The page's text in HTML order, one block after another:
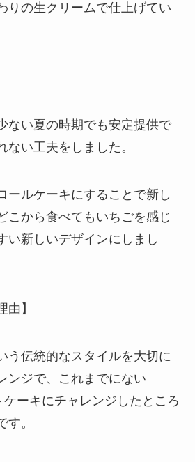
りの生クリームで仕上げてい
ない夏の時期でも安定提供で
ない工夫をしました。
ールケーキにすることで新し
こから食べてもいちごを感じ
い新しいデザインにしまし
由】
う伝統的なスタイルを大切に
ンジで、これまでにない
ケーキにチャレンジしたところ
す。